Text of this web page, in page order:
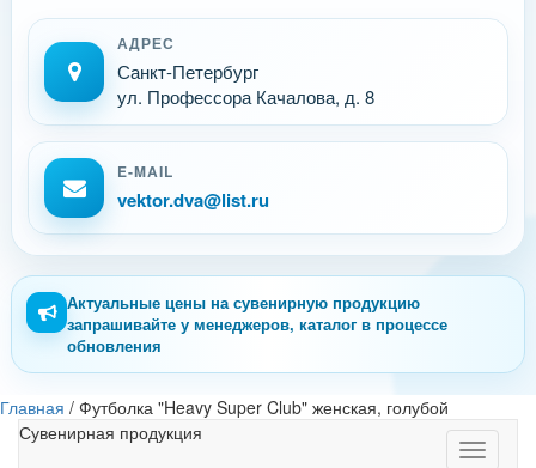
АДРЕС
Санкт-Петербург
ул. Профессора Качалова, д. 8
E-MAIL
vektor.dva@list.ru
Актуальные цены на сувенирную продукцию
запрашивайте у менеджеров, каталог в процессе
обновления
Главная / Футболка "Heavy Super Club" женская, голубой
Toggle
Сувенирная продукция